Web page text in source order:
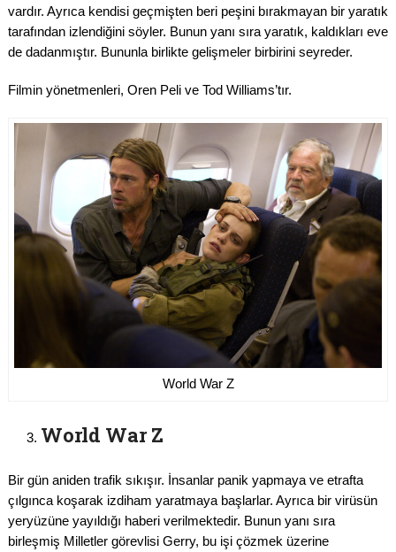
vardır. Ayrıca kendisi geçmişten beri peşini bırakmayan bir yaratık
tarafından izlendiğini söyler. Bunun yanı sıra yaratık, kaldıkları eve
de dadanmıştır. Bununla birlikte gelişmeler birbirini seyreder.
Filmin yönetmenleri, Oren Peli ve Tod Williams’tır.
World War Z
World War Z
Bir gün aniden trafik sıkışır. İnsanlar panik yapmaya ve etrafta
çılgınca koşarak izdiham yaratmaya başlarlar. Ayrıca bir virüsün
yeryüzüne yayıldığı haberi verilmektedir. Bunun yanı sıra
birleşmiş Milletler görevlisi Gerry, bu işi çözmek üzerine